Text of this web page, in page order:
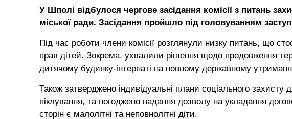
У Шполі відбулося чергове засідання комісії з питань
міської ради. Засідання пройшло під головуванням
Під час роботи члени комісії розглянули низку питань, що
прав дітей. Зокрема, ухвалили рішення щодо продовження
дитячому будинку-інтернаті на повному державному
Також затверджено індивідуальні плани соціального захисту
піклування, та погоджено надання дозволу на укладання
сторін є малолітні та неповнолітні діти.